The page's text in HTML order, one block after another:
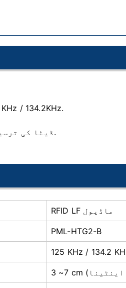
فریکوئنسی ریڈر ماڈیول 125KHz / 134.2KHz.
ڈیٹا کی ترسیل حسبِ ضرورت قابلِ تخصیص ہے.
RFID LF ماڈیول
PML-HTG2-B
125 KHz / 134.2